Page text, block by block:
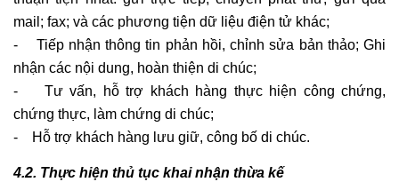
mail; fax; và các phương tiện dữ liệu điện tử khác;
- Tiếp nhận thông tin phản hồi, chỉnh sửa bản thảo; Ghi
nhận các nội dung, hoàn thiện di chúc;
- Tư vấn, hỗ trợ khách hàng thực hiện công chứng,
chứng thực, làm chứng di chúc;
- Hỗ trợ khách hàng lưu giữ, công bố di chúc.
4.2. Thực hiện thủ tục khai nhận thừa kế